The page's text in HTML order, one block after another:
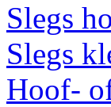
Slegs
Slegs
Hoof-